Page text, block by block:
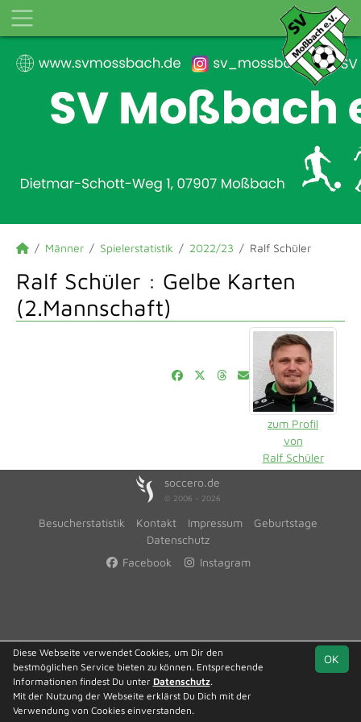
Männer Spielerstatistik 2022/23 Ralf Schüler
Ralf Schüler : Gelbe Karten
(2.Mannschaft)
zum Profil
von
Ralf Schüler
soccero.de
© 2006 - 2026
Besucherstatistik Kontakt Impressum
Geburtstage
Datenschutz
Facebook
Instagram
OK
Diese Webseite verwendet Cookies, um Dir den
bestmöglichen Service bieten zu können. Entsprechende
Informationen findest Du unter Datenschutz.
Mit der Nutzung der Webseite erklärst Du Dich mit der
Verwendung von Cookies einverstanden.